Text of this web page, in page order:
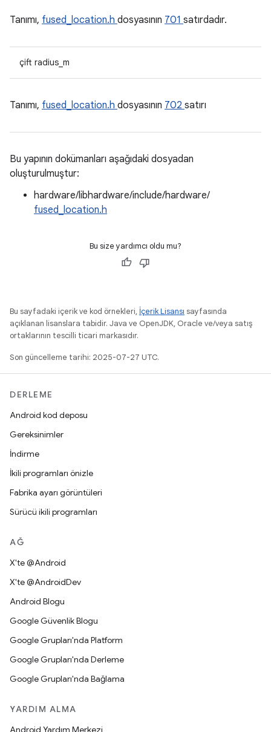
Tanımı, fused_location.h dosyasının 701 satırdadır.
çift radius_m
Tanımı, fused_location.h dosyasının 702 satırı
Bu yapının dokümanları aşağıdaki dosyadan
oluşturulmuştur:
hardware/libhardware/include/hardware/
fused_location.h
Bu size yardımcı oldu mu?
Bu sayfadaki içerik ve kod örnekleri, İçerik Lisansı sayfasında
açıklanan lisanslara tabidir. Java ve OpenJDK, Oracle ve/veya satış
ortaklarının tescilli ticari markasıdır.
Son güncelleme tarihi: 2025-07-27 UTC.
DERLEME
Android kod deposu
Gereksinimler
İndirme
İkili programları önizle
Fabrika ayarı görüntüleri
Sürücü ikili programları
AĞ
X'te @Android
X'te @AndroidDev
Android Blogu
Google Güvenlik Blogu
Google Grupları'nda Platform
Google Grupları'nda Derleme
Google Grupları'nda Bağlama
YARDIM ALMA
Android Yardım Merkezi